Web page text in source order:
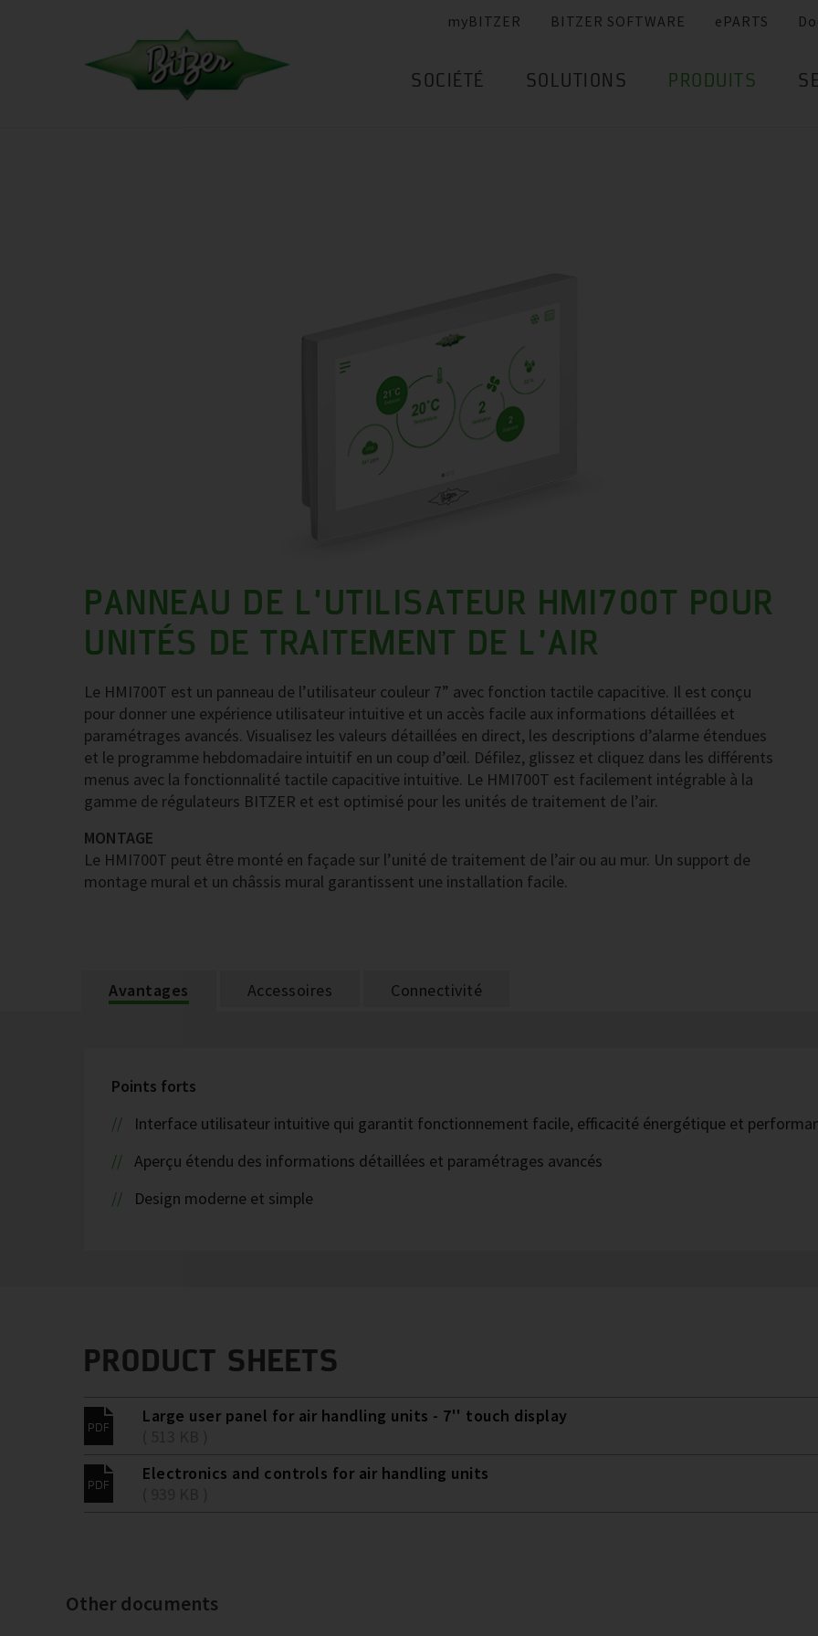
myBITZER BITZER SOFTWARE ePARTS
SOCIÉTÉ SOLUTIONS PRODUITS
PANNEAU DE L’UTILISATEUR HMI700T POUR
UNITÉS DE TRAITEMENT DE L’AIR
Le HMI700T est un panneau de l’utilisateur couleur 7” avec fonction tactile capacitive. Il est conçu
pour donner une expérience utilisateur intuitive et un accès facile aux informations détaillées et
paramétrages avancés. Visualisez les valeurs détaillées en direct, les descriptions d’alarme étendues
et le programme hebdomadaire intuitif en un coup d’œil. Défilez, glissez et cliquez dans les différents
menus avec la fonctionnalité tactile capacitive intuitive. Le HMI700T est facilement intégrable à la
gamme de régulateurs BITZER et est optimisé pour les unités de traitement de l’air.
MONTAGE
Le HMI700T peut être monté en façade sur l’unité de traitement de l’air ou au mur. Un support de
montage mural et un châssis mural garantissent une installation facile.
Avantages Accessoires Connectivité
Points forts
Interface utilisateur intuitive qui garantit fonctionnement facile, efficacité énergétique et
Aperçu étendu des informations détaillées et paramétrages avancés
Design moderne et simple
PRODUCT SHEETS
Large user panel for air handling units - 7'' touch display
Electronics and controls for air handling units
Other documents